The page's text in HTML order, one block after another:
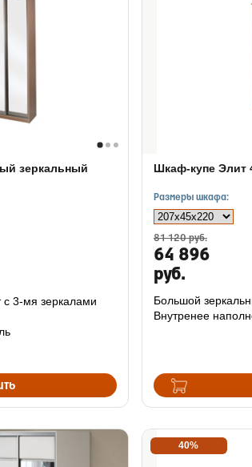
зеркальный
3-мя зеркалами
Шкаф-купе Элит
Размеры шкафа:
81 120 руб.
64 896
руб.
Большой
Внутренее
40%